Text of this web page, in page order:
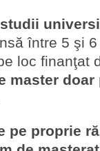
între 5 şi
loc finanţat
master doar
pe proprie